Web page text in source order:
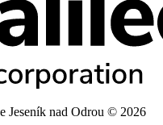
Jeseník nad Odrou © 2026